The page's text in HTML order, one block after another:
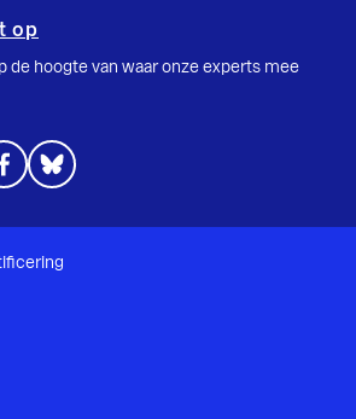
op
de hoogte van waar onze experts mee